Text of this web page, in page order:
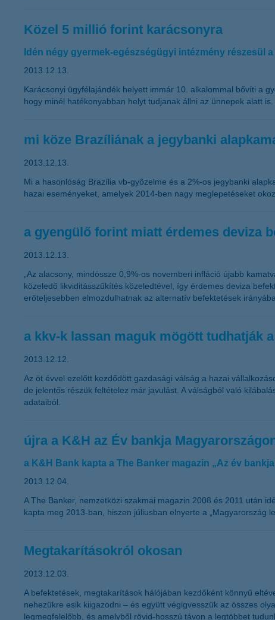
Közel 5 millió forint karácsonyra
Idén négy gyermek-egészségügyi intézmény részesül
2013.12.13.
Karácsonyi ügyfélajándék helyett immár 10. alkalommal bővíti a
hogy minél hatékonyabban helyt tudjanak állni az ünnepek alatt is.
mi köze Brazíliának a jegybanki
2013.12.13.
Mi a hasonlóság Brazília vb-győzelme és a 2%-os jegybanki
hazai eseményeket, amelyek 2014-ben nagy meglepetéseket
a gyengülő forint miatt érdemes deviza
2013.12.13.
„Az alacsony, mindössze 0,9%-os novemberi infláció újabb
közeledő likviditásszűkítés közeledtével, így érdemes deviza
erőteljesebben elmozdulhatnak az alternatív befektetések
a kkv-k lassan maguk mögött tudhatják
2013.12.12.
Az öt évvel ezelőtt kezdődött gazdasági válság a hazai
de jelentős részük feltételez már javulást. A válságból való
adataiból.
újra a K&H az Év bankja
a K&H Bank kapta a The Banker magazin „Az év
2013.12.04.
A The Banker, nemzetközi szakmai magazin 2008 és 2011 után
kapta meg 2013-ban, hiszen júliusban elnyerte a „Magyarország
Megtakarításokról okosan
2013.12.03.
A befektetések, megtakarítások hálójában kezdőként könnyű
nehezükre esik kiigazodni – és együtt végigvesszük az összes
legmegfelelőbb, és amelyből rövid-hosszú távon a legtöbbet